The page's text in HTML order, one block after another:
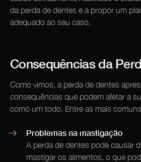
da perda de dentes e a propor um
adequado ao seu caso.
Consequências da
Como vimos, a perda de dentes
consequências que podem afetar a
como um todo. Entre as mais
Problemas na mastigação
A perda de dentes pode causar
mastigar os alimentos, o que